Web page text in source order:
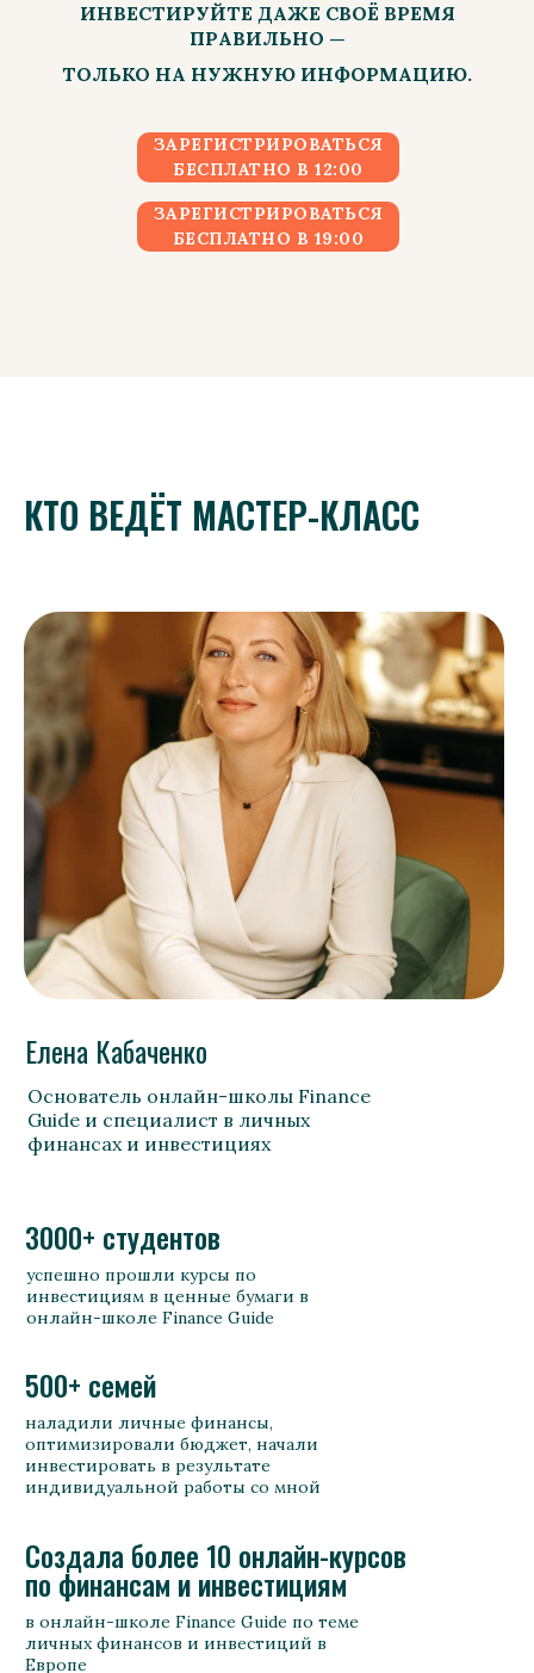
ИНВЕСТИРУЙТЕ ДАЖЕ СВОЁ ВРЕМЯ
ПРАВИЛЬНО —
ТОЛЬКО НА НУЖНУЮ ИНФОРМАЦИЮ.
ЗАРЕГИСТРИРОВАТЬСЯ
БЕСПЛАТНО В 12:00
ЗАРЕГИСТРИРОВАТЬСЯ
БЕСПЛАТНО В 19:00
КТО ВЕДЁТ МАСТЕР-КЛАСС
Елена Кабаченко
3000+ студентов
Основатель онлайн-школы Finance
Guide и специалист в личных
финансах и инвестициях
успешно прошли курсы по
инвестициям в ценные бумаги в
онлайн-школе Finance Guide
500+ семей
наладили личные финансы,
оптимизировали бюджет, начали
инвестировать в результате
индивидуальной работы со мной
Создала более 10 онлайн-курсов
по финансам и инвестициям
в онлайн-школе Finance Guide по теме
личных финансов и инвестиций в
Европе